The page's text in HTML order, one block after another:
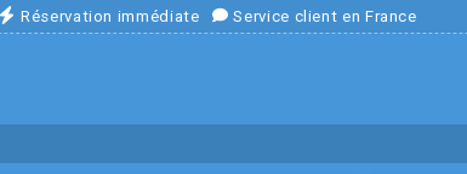
Réservation immédiate Service client en France